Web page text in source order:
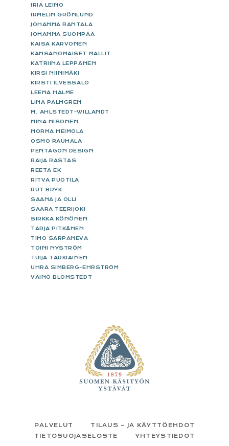
IRIA LEINO
IRMELIN GRÖNLUND
JOHANNA RANTALA
JOHANNA SUONPÄÄ
KAISA KARVONEN
KANSANOMAISET MALLIT
KATRIINA LEPPÄNEN
KIRSI NIINIMÄKI
KIRSTI ILVESSALO
LEENA HALME
LINA PALMGREN
M. AHLSTEDT-WILLANDT
NINA NISONEN
NORMA HEIMOLA
OSMO RAUHALA
PENTAGON DESIGN
RAIJA RASTAS
REETA EK
RITVA PUOTILA
RUT BRYK
SAANA JA OLLI
SAARA TEERIJOKI
SIRKKA KÖNÖNEN
TARJA PITKÄNEN
TIMO SARPANEVA
TOINI NYSTRÖM
TUIJA TARKIAINEN
UHRA SIMBERG-EHRSTRÖM
VÄINÖ BLOMSTEDT
PALVELUT
TILAUS – JA KÄYTTÖEHDOT
TIETOSUOJASELOSTE
YHTEYSTIEDOT